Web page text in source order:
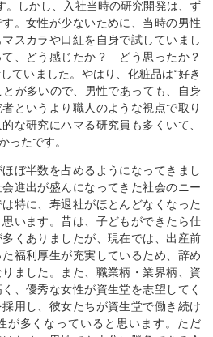
。しかし、入社当時の研究開発は、ず
。女性が少ないために、当時の男性
スカラや口紅を自身で試していまし
て、どう感じたか？ どう思ったか？
ていました。やはり、化粧品は“好き
とが多いので、男性であっても、自身
というより職人のような視点で取り
な研究にハマる研究員も多くいて、
ったです。
ぼ半数を占めるようになってきまし
進出が盛んになってきた社会のニー
特に、寿退社がほとんどなくなった
います。昔は、子どもができたら仕
くありましたが、現在では、出産前
福利厚生が充実しているため、辞め
ました。また、職業柄・業界柄、資
、優秀な女性が資生堂を志望してく
用し、彼女たちが資生堂で働き続け
が多くなっていると思います。ただ